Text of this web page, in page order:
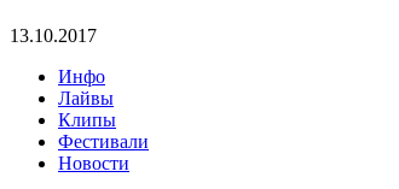
13.10.2017
Инфо
Лайвы
Клипы
Фестивали
Новости